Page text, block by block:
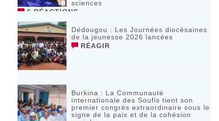
sciences
6 RÉACTIONS
Dédougou : Les Journées diocésaines
de la jeunesse 2026 lancées
RÉAGIR
‎Burkina : La Communauté
internationale des Soufis tient son
premier congrès extraordinaire sous le
signe de la paix et de la cohésion